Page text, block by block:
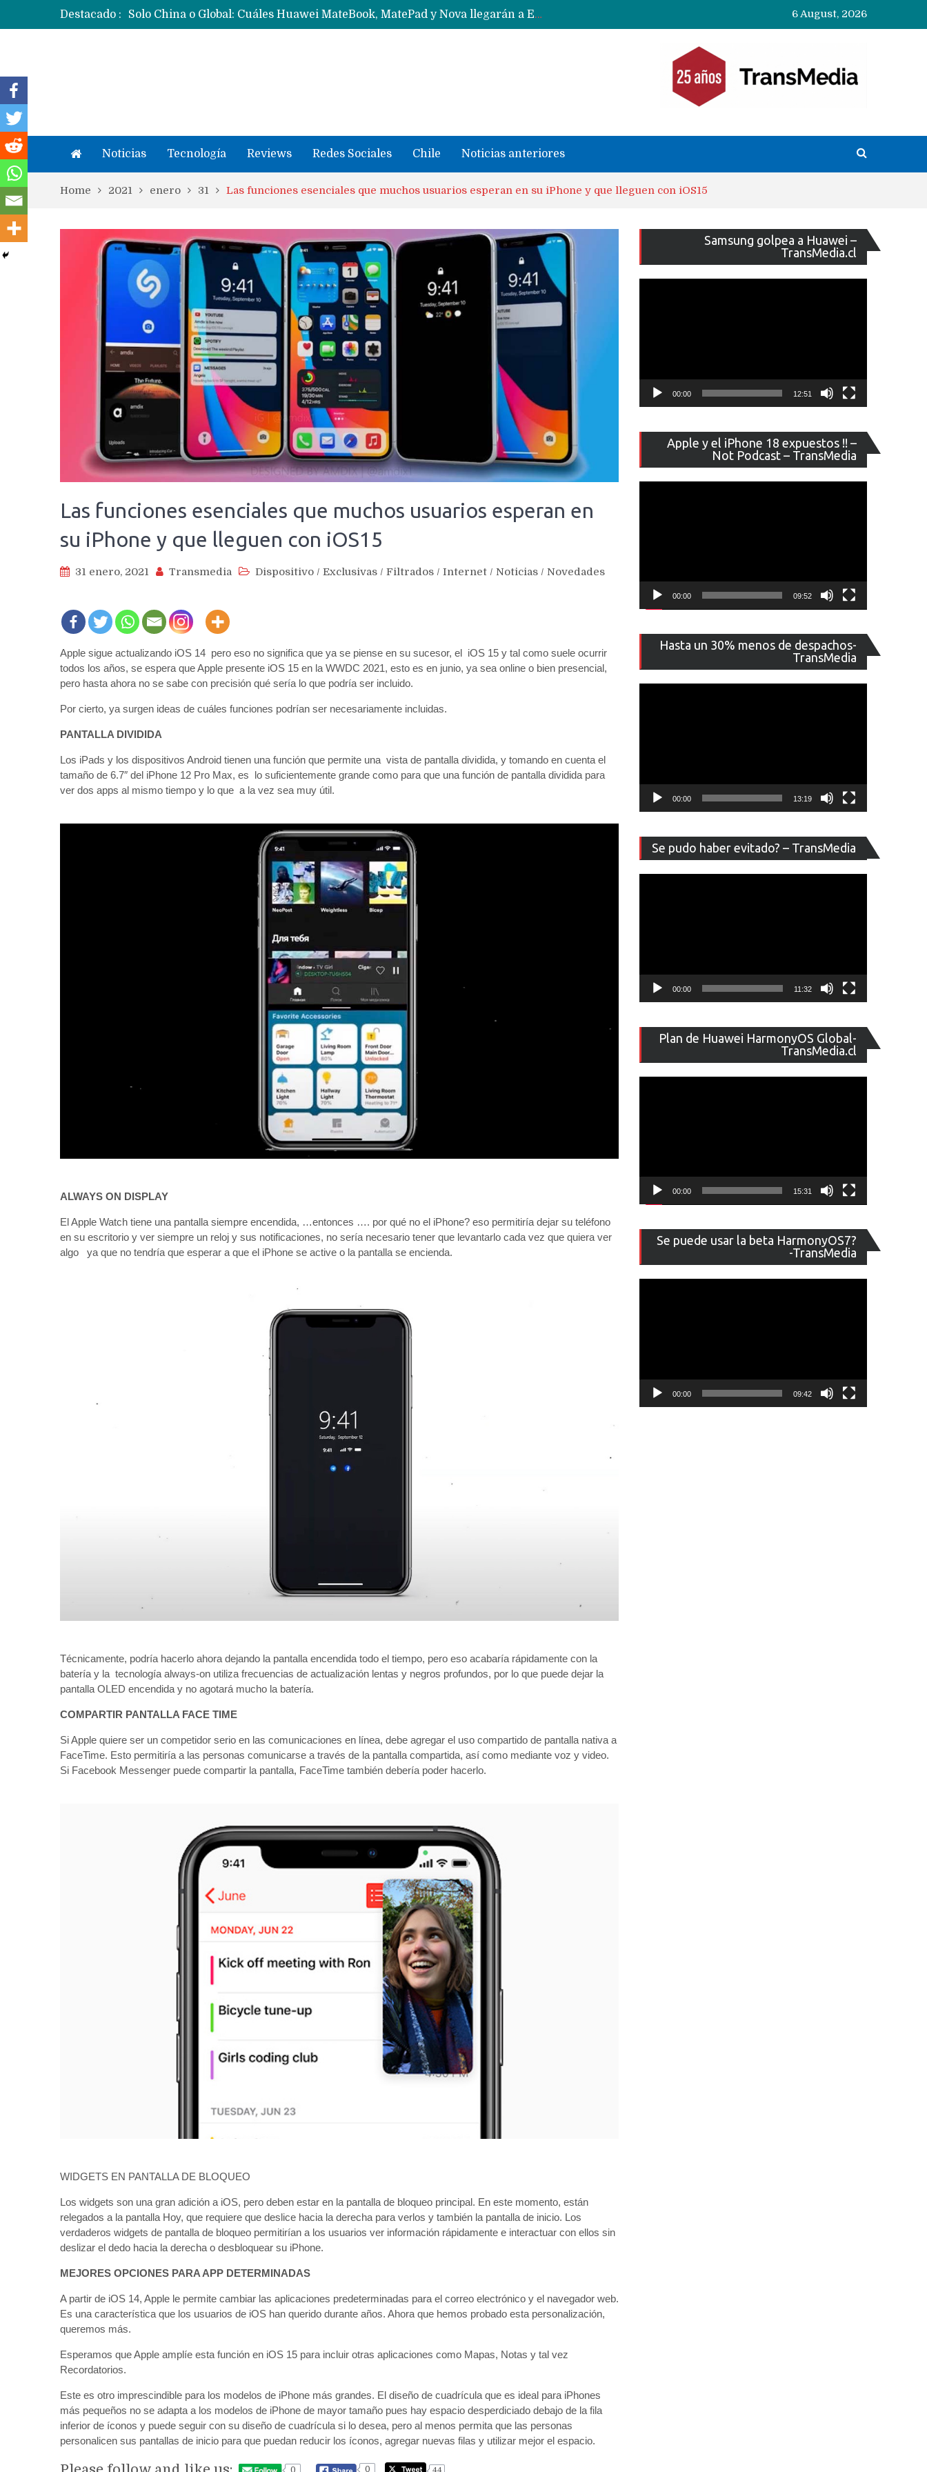
Destacado :
Data Centers de Huawei en Chile, México, Brasil,Perú y Argentina podrían verse afectados por arremetida de EE.UU
Fabricantes suben precios de teléfonos y ganan más dinero en un mercado donde Xiaomi alerta por no mejorar ventas
6 August, 2026
Noticias Tecnología Reviews Redes Sociales Chile Noticias anteriores
Home 2021 enero 31 Las funciones esenciales que muchos usuarios esperan en su iPhone y que lleguen con iOS15
Las funciones esenciales que muchos usuarios esperan en
su iPhone y que lleguen con iOS15
31 enero, 2021 Transmedia Dispositivo / Exclusivas / Filtrados / Internet / Noticias / Novedades
Apple sigue actualizando iOS 14 pero eso no significa que ya se piense en su sucesor, el iOS 15 y tal como suele ocurrir
todos los años, se espera que Apple presente iOS 15 en la WWDC 2021, esto es en junio, ya sea online o bien presencial,
pero hasta ahora no se sabe con precisión qué sería lo que podría ser incluido.
Por cierto, ya surgen ideas de cuáles funciones podrían ser necesariamente incluidas.
PANTALLA DIVIDIDA
Los iPads y los dispositivos Android tienen una función que permite una vista de pantalla dividida, y tomando en cuenta el
tamaño de 6.7″ del iPhone 12 Pro Max, es lo suficientemente grande como para que una función de pantalla dividida para
ver dos apps al mismo tiempo y lo que a la vez sea muy útil.
ALWAYS ON DISPLAY
El Apple Watch tiene una pantalla siempre encendida, …entonces …. por qué no el iPhone? eso permitiría dejar su teléfono
en su escritorio y ver siempre un reloj y sus notificaciones, no sería necesario tener que levantarlo cada vez que quiera ver
algo ya que no tendría que esperar a que el iPhone se active o la pantalla se encienda.
Técnicamente, podría hacerlo ahora dejando la pantalla encendida todo el tiempo, pero eso acabaría rápidamente con la
batería y la tecnología always-on utiliza frecuencias de actualización lentas y negros profundos, por lo que puede dejar la
pantalla OLED encendida y no agotará mucho la batería.
COMPARTIR PANTALLA FACE TIME
Si Apple quiere ser un competidor serio en las comunicaciones en línea, debe agregar el uso compartido de pantalla nativa a
FaceTime. Esto permitiría a las personas comunicarse a través de la pantalla compartida, así como mediante voz y video.
Si Facebook Messenger puede compartir la pantalla, FaceTime también debería poder hacerlo.
WIDGETS EN PANTALLA DE BLOQUEO
Los widgets son una gran adición a iOS, pero deben estar en la pantalla de bloqueo principal. En este momento, están
relegados a la pantalla Hoy, que requiere que deslice hacia la derecha para verlos y también la pantalla de inicio. Los
verdaderos widgets de pantalla de bloqueo permitirían a los usuarios ver información rápidamente e interactuar con ellos sin
deslizar el dedo hacia la derecha o desbloquear su iPhone.
MEJORES OPCIONES PARA APP DETERMINADAS
A partir de iOS 14, Apple le permite cambiar las aplicaciones predeterminadas para el correo electrónico y el navegador web.
Es una característica que los usuarios de iOS han querido durante años. Ahora que hemos probado esta personalización,
queremos más.
Esperamos que Apple amplíe esta función en iOS 15 para incluir otras aplicaciones como Mapas, Notas y tal vez
Recordatorios.
Este es otro imprescindible para los modelos de iPhone más grandes. El diseño de cuadrícula que es ideal para iPhones
más pequeños no se adapta a los modelos de iPhone de mayor tamaño pues hay espacio desperdiciado debajo de la fila
inferior de íconos y puede seguir con su diseño de cuadrícula si lo desea, pero al menos permita que las personas
personalicen sus pantallas de inicio para que puedan reducir los íconos, agregar nuevas filas y utilizar mejor el espacio.
0
Samsung golpea a Huawei –
TransMedia.cl
de
vídeo
00:00 12:51
Apple y el iPhone 18 expuestos !! –
Not Podcast – TransMedia
de
vídeo
00:00 09:52
Hasta un 30% menos de despachos-
TransMedia
de
vídeo
00:00 13:19
Se pudo haber evitado? – TransMedia
de
vídeo
00:00 11:32
Plan de Huawei HarmonyOS Global-
TransMedia.cl
de
vídeo
00:00 15:31
Se puede usar la beta HarmonyOS7?
-TransMedia
de
vídeo
00:00 09:42